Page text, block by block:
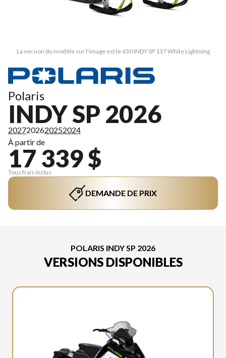
La version du modèle sur l'image est le 650 INDY SP 137 White Lightning
Polaris
INDY SP 2026
2027202620252024
À partir de
17 339 $
Tous frais inclus
DEMANDE DE PRIX
POLARIS INDY SP 2026
VERSIONS DISPONIBLES